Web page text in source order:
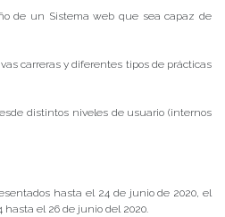
de un Sistema web que sea capaz de
carreras y diferentes tipos de prácticas
distintos niveles de usuario (internos
hasta el 24 de junio de 2020, el
hasta el 26 de junio del 2020.